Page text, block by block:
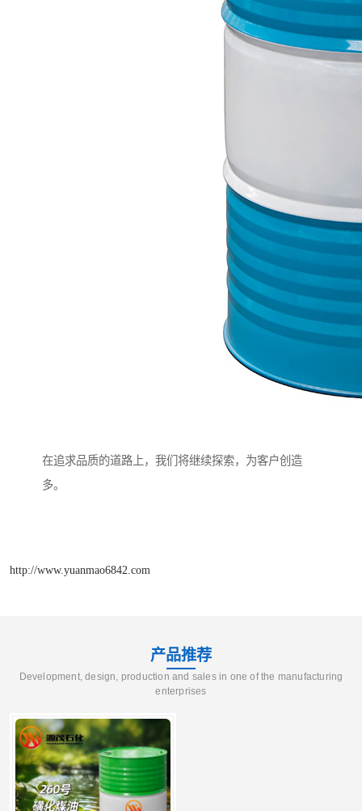
在追求品质的道路上，我们将继续探索，为客户创造
多。
http://www.yuanmao6842.com
产品推荐
Development, design, production and sales in one of the manufacturing
enterprises